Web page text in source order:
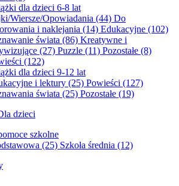
dla dzieci 6-8 lat
Wiersze/Opowiadania (44) Do
i naklejania (14) Edukacyjne (102)
świata (86) Kreatywne i
(27) Puzzle (11) Pozostałe (8)
(122)
dla dzieci 9-12 lat
i lektury (25) Powieści (127)
świata (25) Pozostałe (19)
szkolne
(25) Szkoła średnia (12)